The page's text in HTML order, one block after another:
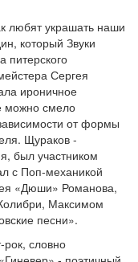
любят украшать наши
который Звуки
питерского
Сергея
ироничное
можно смело
от формы
Щураков -
был участником
с Поп-механикой
«Дюши» Романова,
Максимом
песни».
словно